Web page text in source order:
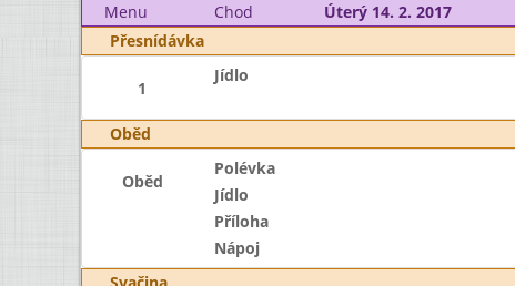
Menu
Chod Úterý 14. 2. 2017
Přesnídávka
1
Jídlo
Oběd
Oběd
Polévka
Jídlo
Příloha
Nápoj